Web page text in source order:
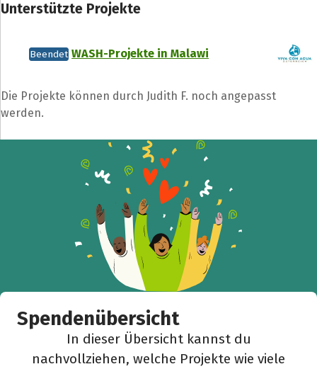
Unterstützte Projekte
Beendet WASH-Projekte in Malawi
Die Projekte können durch Judith F. noch angepasst
werden.
Spendenübersicht
In dieser Übersicht kannst du
nachvollziehen, welche Projekte wie viele
Hilf mit noch mehr Spenden zu sammeln!